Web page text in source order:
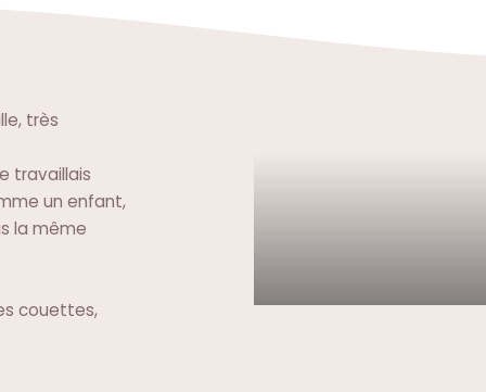
très
travaillais
un enfant,
la même
couettes,